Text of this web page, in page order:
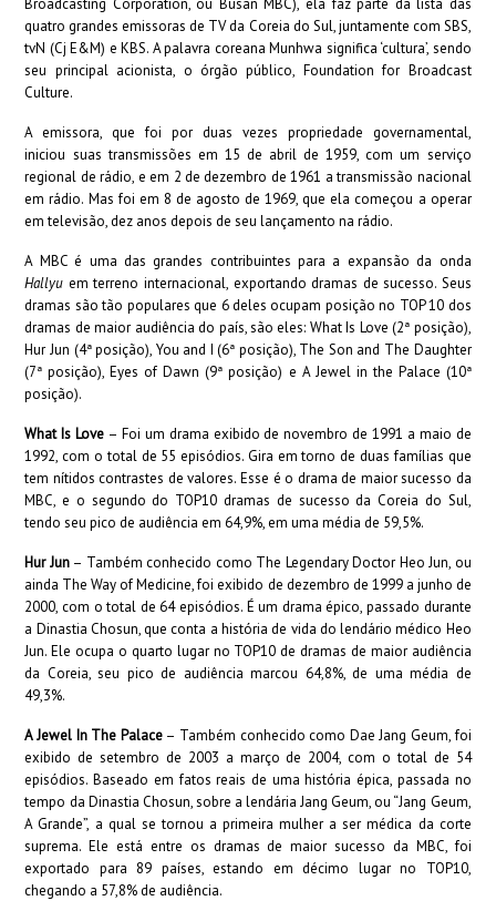
Broadcasting Corporation, ou Busan MBC), ela faz parte da lista das
quatro grandes emissoras de TV da Coreia do Sul, juntamente com SBS,
tvN (Cj E&M) e KBS. A palavra coreana Munhwa significa ‘cultura’, sendo
seu principal acionista, o órgão público, Foundation for Broadcast
Culture.
A emissora, que foi por duas vezes propriedade governamental,
iniciou suas transmissões em 15 de abril de 1959, com um serviço
regional de rádio, e em 2 de dezembro de 1961 a transmissão nacional
em rádio. Mas foi em 8 de agosto de 1969, que ela começou a operar
em televisão, dez anos depois de seu lançamento na rádio.
A MBC é uma das grandes contribuintes para a expansão da onda
Hallyu em terreno internacional, exportando dramas de sucesso. Seus
dramas são tão populares que 6 deles ocupam posição no TOP 10 dos
dramas de maior audiência do país, são eles: What Is Love (2ª posição),
Hur Jun (4ª posição), You and I (6ª posição), The Son and The Daughter
(7ª posição), Eyes of Dawn (9ª posição) e A Jewel in the Palace (10ª
posição).
What Is Love – Foi um drama exibido de novembro de 1991 a maio de
1992, com o total de 55 episódios. Gira em torno de duas famílias que
tem nítidos contrastes de valores. Esse é o drama de maior sucesso da
MBC, e o segundo do TOP10 dramas de sucesso da Coreia do Sul,
tendo seu pico de audiência em 64,9%, em uma média de 59,5%.
Hur Jun– Também conhecido como The Legendary Doctor Heo Jun, ou
ainda The Way of Medicine, foi exibido de dezembro de 1999 a junho de
2000, com o total de 64 episódios. É um drama épico, passado durante
a Dinastia Chosun, que conta a história de vida do lendário médico Heo
Jun. Ele ocupa o quarto lugar no TOP10 de dramas de maior audiência
da Coreia, seu pico de audiência marcou 64,8%, de uma média de
49,3%.
A Jewel In The Palace– Também conhecido como Dae Jang Geum, foi
exibido de setembro de 2003 a março de 2004, com o total de 54
episódios. Baseado em fatos reais de uma história épica, passada no
tempo da Dinastia Chosun, sobre a lendária Jang Geum, ou “Jang Geum,
A Grande”, a qual se tornou a primeira mulher a ser médica da corte
suprema. Ele está entre os dramas de maior sucesso da MBC, foi
exportado para 89 países, estando em décimo lugar no TOP10,
chegando a 57,8% de audiência.